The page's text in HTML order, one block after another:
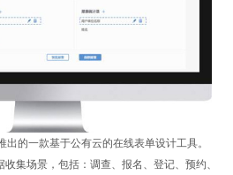
出的一款基于公有云的在线表单设计工具。
集场景，包括：调查、报名、登记、预约、